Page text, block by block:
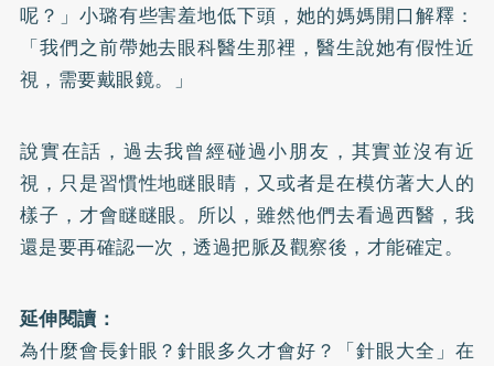
呢？」小璐有些害羞地低下頭，她的媽媽開口解釋：
「我們之前帶她去眼科醫生那裡，醫生說她有假性近
視，需要戴眼鏡。」
說實在話，過去我曾經碰過小朋友，其實並沒有近
視，只是習慣性地瞇眼睛，又或者是在模仿著大人的
樣子，才會瞇瞇眼。所以，雖然他們去看過西醫，我
還是要再確認一次，透過把脈及觀察後，才能確定。
延伸閱讀：
為什麼會長針眼？針眼多久才會好？「針眼大全」在